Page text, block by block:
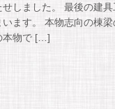
しました。 最後の建
います。 本物志向の棟
本物で […]